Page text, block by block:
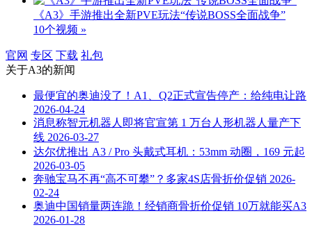
《A3》手游推出全新PVE玩法“传说BOSS全面战争”
10个视频 »
官网 专区 下载 礼包
关于A3的新闻
最便宜的奥迪没了！A1、Q2正式宣告停产：给纯电让路
2026-04-24
消息称智元机器人即将官宣第 1 万台人形机器人量产下
线 2026-03-27
达尔优推出 A3 / Pro 头戴式耳机：53mm 动圈，169 元起
2026-03-05
奔驰宝马不再“高不可攀”？多家4S店骨折价促销 2026-
02-24
奥迪中国销量两连跪！经销商骨折价促销 10万就能买A3
2026-01-28